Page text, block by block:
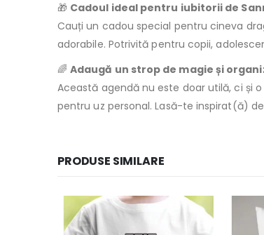
🎁 Cadoul ideal pentru iubitorii de
Cauți un cadou special pentru cineva
adorabile. Potrivită pentru copii,
🌈Adaugă un strop de magie și
Această agendă nu este doar utilă, ci și
pentru uz personal. Lasă-te inspirat(ă)
PRODUSE SIMILARE